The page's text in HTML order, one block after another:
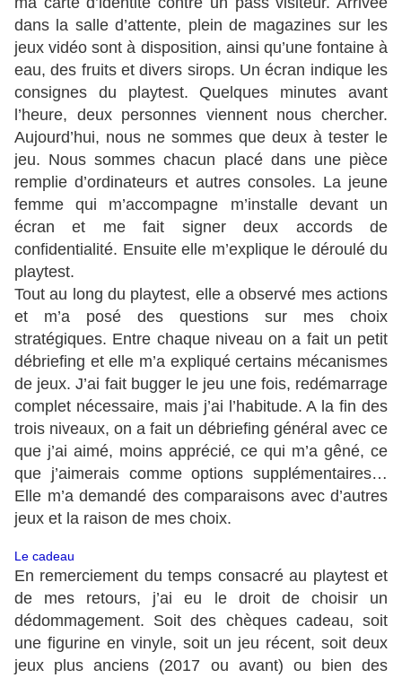
dans la salle d’attente, plein de magazines sur les
jeux vidéo sont à disposition, ainsi qu’une fontaine à
eau, des fruits et divers sirops. Un écran indique les
consignes du playtest. Quelques minutes avant
l’heure, deux personnes viennent nous chercher.
Aujourd’hui, nous ne sommes que deux à tester le
jeu. Nous sommes chacun placé dans une pièce
remplie d’ordinateurs et autres consoles. La jeune
femme qui m’accompagne m’installe devant un
écran et me fait signer deux accords de
confidentialité. Ensuite elle m’explique le déroulé du
playtest.
Tout au long du playtest, elle a observé mes actions
et m’a posé des questions sur mes choix
stratégiques. Entre chaque niveau on a fait un petit
débriefing et elle m’a expliqué certains mécanismes
de jeux. J’ai fait bugger le jeu une fois, redémarrage
complet nécessaire, mais j’ai l’habitude. A la fin des
trois niveaux, on a fait un débriefing général avec ce
que j’ai aimé, moins apprécié, ce qui m’a gêné, ce
que j’aimerais comme options supplémentaires…
Elle m’a demandé des comparaisons avec d’autres
jeux et la raison de mes choix.
Le cadeau
En remerciement du temps consacré au playtest et
de mes retours, j’ai eu le droit de choisir un
dédommagement. Soit des chèques cadeau, soit
une figurine en vinyle, soit un jeu récent, soit deux
jeux plus anciens (2017 ou avant) ou bien des